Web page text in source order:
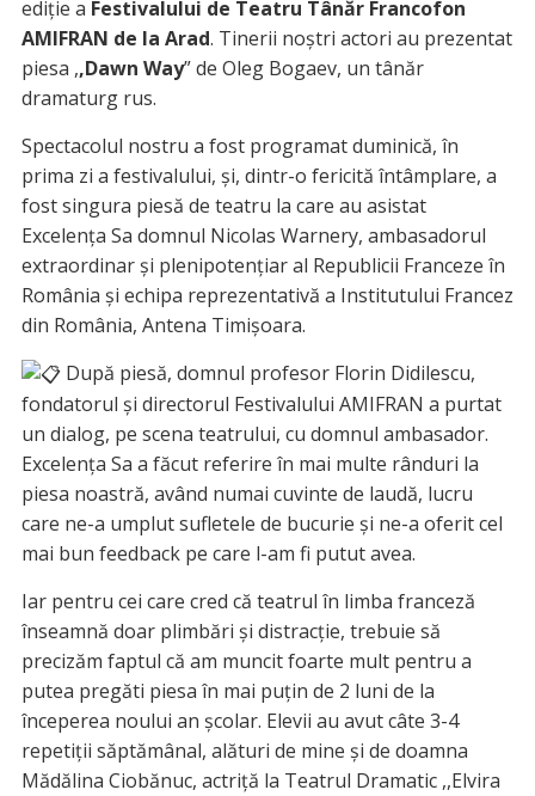
ediție a Festivalului de Teatru Tânăr Francofon
AMIFRAN de la Arad. Tinerii noștri actori au prezentat
piesa ,,Dawn Way” de Oleg Bogaev, un tânăr
dramaturg rus.
Spectacolul nostru a fost programat duminică, în
prima zi a festivalului, și, dintr-o fericită întâmplare, a
fost singura piesă de teatru la care au asistat
Excelența Sa domnul Nicolas Warnery, ambasadorul
extraordinar și plenipotențiar al Republicii Franceze în
România și echipa reprezentativă a Institutului Francez
din România, Antena Timișoara.
După piesă, domnul profesor Florin Didilescu,
fondatorul și directorul Festivalului AMIFRAN a purtat
un dialog, pe scena teatrului, cu domnul ambasador.
Excelența Sa a făcut referire în mai multe rânduri la
piesa noastră, având numai cuvinte de laudă, lucru
care ne-a umplut sufletele de bucurie și ne-a oferit cel
mai bun feedback pe care l-am fi putut avea.
Iar pentru cei care cred că teatrul în limba franceză
înseamnă doar plimbări și distracție, trebuie să
precizăm faptul că am muncit foarte mult pentru a
putea pregăti piesa în mai puțin de 2 luni de la
începerea noului an școlar. Elevii au avut câte 3-4
repetiții săptămânal, alături de mine și de doamna
Mădălina Ciobănuc, actriță la Teatrul Dramatic ,,Elvira